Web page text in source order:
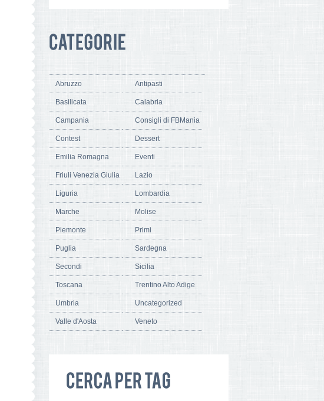
Abruzzo Antipasti
Basilicata Calabria
Campania Consigli di FBMania
Contest Dessert
Emilia Romagna Eventi
Friuli Venezia Giulia Lazio
Liguria Lombardia
Marche Molise
Piemonte Primi
Puglia Sardegna
Secondi Sicilia
Toscana Trentino Alto Adige
Umbria Uncategorized
Valle d'Aosta Veneto